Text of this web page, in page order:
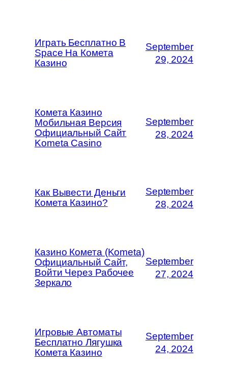
Играть Бесплатно В
Space На Комета
Казино
September
29, 2024
Комета Казино
Мобильная Версия
Официальный Сайт
Kometa Casino
September
28, 2024
Как Вывести Деньги
Комета Казино?
September
28, 2024
Казино Комета (Kometa)
Официальный Сайт,
Войти Через Рабочее
Зеркало
September
27, 2024
Игровые Автоматы
Бесплатно Лягушка
Комета Казино
September
24, 2024